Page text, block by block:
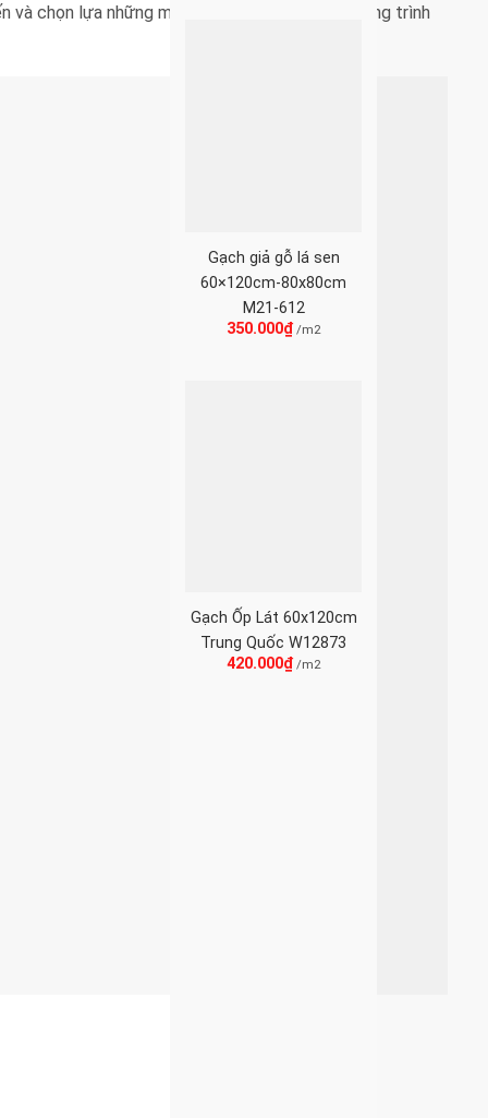
và chọn lựa những mẫu gạch ưng ý nhất cho công trình
Gạch giả gỗ lá sen
60×120cm-80x80cm
M21-612
350.000₫ /m2
Gạch Ốp Lát 60x120cm
Trung Quốc W12873
420.000₫ /m2